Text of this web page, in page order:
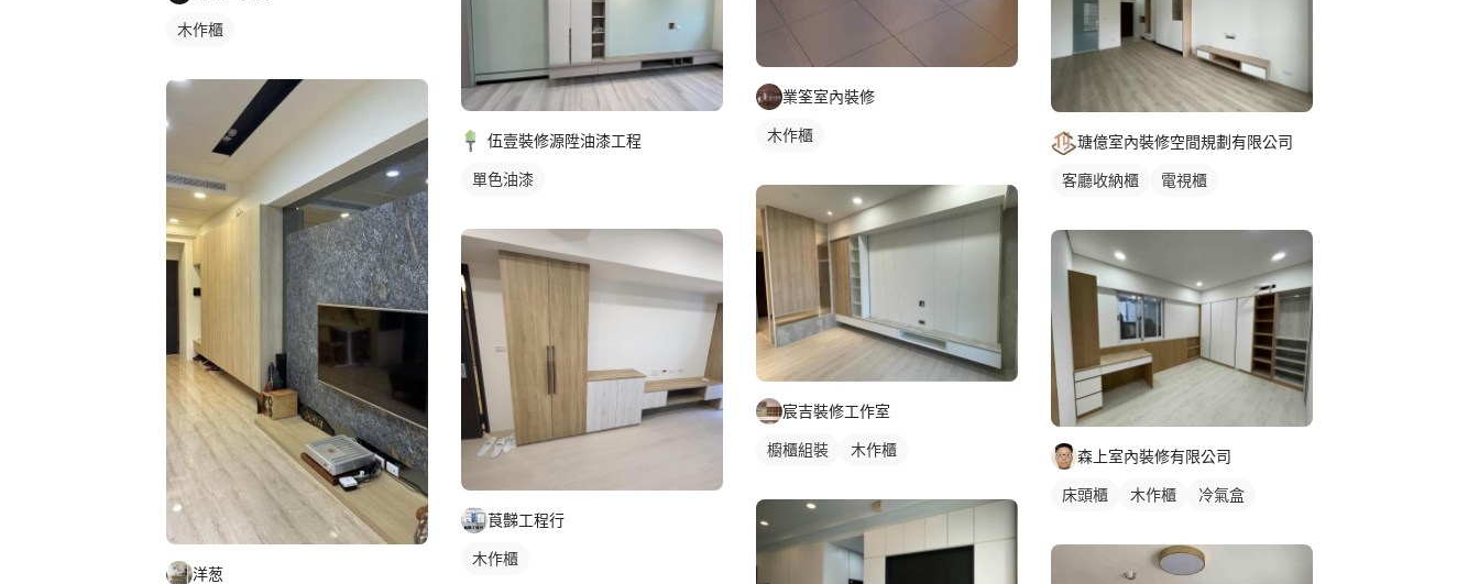
木作櫃
洋葱
伍壹裝修源陞油漆工程
單色油漆
莨豑工程行
木作櫃
業筌室內裝修
木作櫃
宸吉裝修工作室
櫥櫃組裝 木作櫃
瑭億室內裝修空間規劃有限公司
客廳收納櫃 電視櫃
森上室內裝修有限公司
床頭櫃 木作櫃 冷氣盒